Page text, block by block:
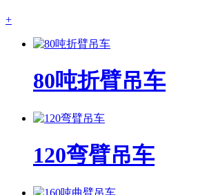
+
80吨折臂吊车
120弯臂吊车